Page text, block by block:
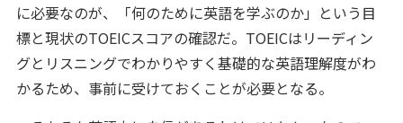
に必要なのが、「何のために英語を学ぶのか」という目
標と現状のTOEICスコアの確認だ。TOEICはリーディン
グとリスニングでわかりやすく基礎的な英語理解度がわ
かるため、事前に受けておくことが必要となる。